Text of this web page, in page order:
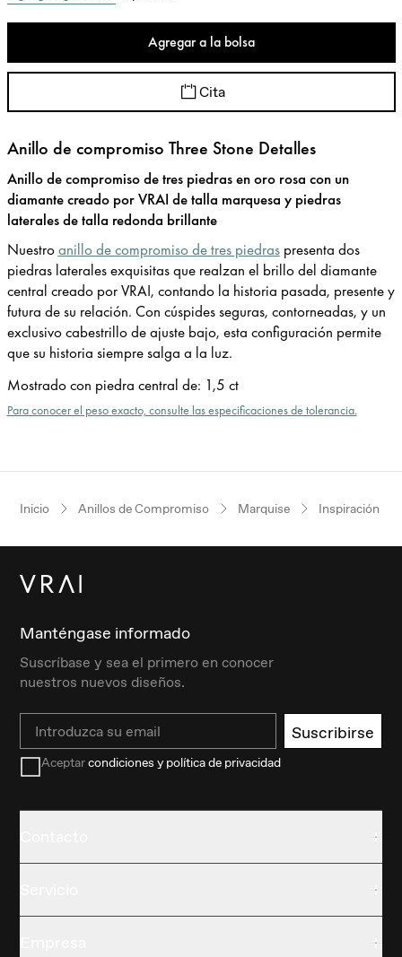
Agregar a la bolsa
Cita
Anillo de compromiso Three Stone Detalles
Anillo de compromiso de tres piedras en oro rosa con un
diamante creado por VRAI de talla marquesa y piedras
laterales de talla redonda brillante
Nuestroanillo de compromiso de tres piedraspresenta dos
piedras laterales exquisitas que realzan el brillo del diamante
central creado por VRAI, contando la historia pasada, presente y
futura de su relación. Con cúspides seguras, contorneadas, y un
exclusivo cabestrillo de ajuste bajo, esta configuración permite
que su historia siempre salga a la luz.
Mostrado con piedra central de: 1,5 ct
Para conocer el peso exacto, consulte las especificaciones de tolerancia.
Inicio Anillos de Compromiso Marquise Inspiración
Manténgase informado
Suscríbase y sea el primero en conocer
nuestros nuevos diseños.
Email Suscribirse
Aceptarcondiciones y política de privacidad